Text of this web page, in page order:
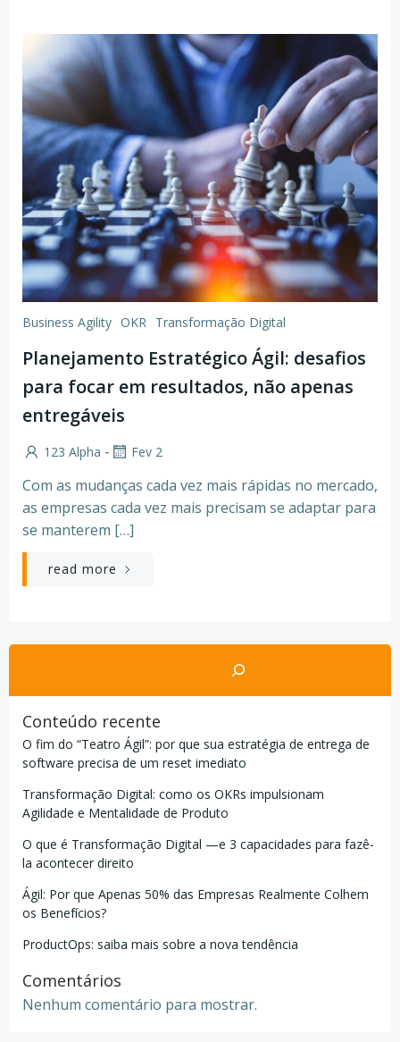
Business Agility OKR Transformação Digital
Planejamento Estratégico Ágil: desafios
para focar em resultados, não apenas
entregáveis
123 Alpha - Fev 2
Com as mudanças cada vez mais rápidas no mercado,
as empresas cada vez mais precisam se adaptar para
se manterem […]
read more
Pesquisar
Conteúdo recente
O fim do “Teatro Ágil”: por que sua estratégia de entrega de
software precisa de um reset imediato
Transformação Digital: como os OKRs impulsionam
Agilidade e Mentalidade de Produto
O que é Transformação Digital —e 3 capacidades para fazê-
la acontecer direito
Ágil: Por que Apenas 50% das Empresas Realmente Colhem
os Benefícios?
ProductOps: saiba mais sobre a nova tendência
Comentários
Nenhum comentário para mostrar.